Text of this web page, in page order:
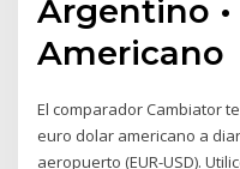
Argentino
Americano
El comparador Cambiator
euro dolar americano a
aeropuerto (EUR-USD).